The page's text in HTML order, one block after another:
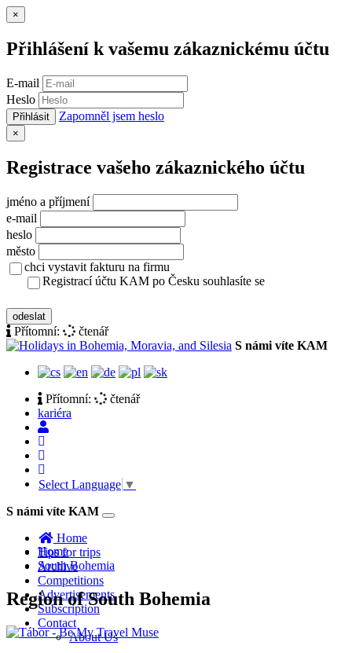
×
Přihlášení k vašemu zákaznickému účtu
E-mail
Heslo
Přihlásit Zapomněl jsem heslo
×
Registrace vašeho zákaznického účtu
jméno a příjmení
e-mail
heslo
město
chci vystavit fakturu na firmu
Registrací účtu KAM po Česku souhlasíte se
odeslat
Přítomní:
čtenář
S námi víte KAM
Přítomní:
čtenář
kariéra
Select Language ▼
S námi víte KAM
Toggle
Home
Tips for trips
Archive
Competitions
Advertisements
Subscription
Contact
About Us
Home
South Bohemia
Region of South Bohemia